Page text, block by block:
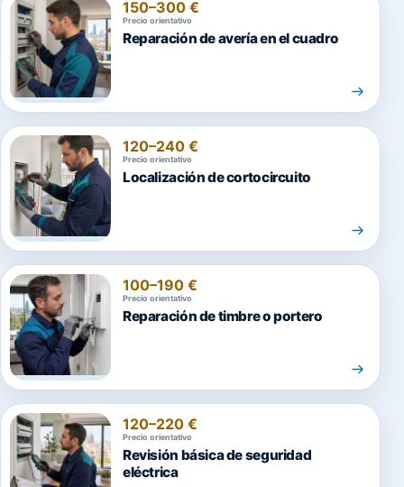
150–300 €
Precio orientativo
Reparación de avería en el cuadro
120–240 €
Precio orientativo
Localización de cortocircuito
100–190 €
Precio orientativo
Reparación de timbre o portero
120–220 €
Precio orientativo
Revisión básica de seguridad
eléctrica